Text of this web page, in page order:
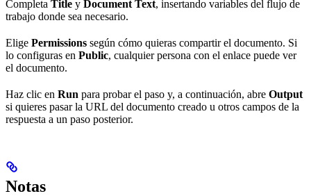
Completa Title y Document Text, insertando variables del flujo de
trabajo donde sea necesario.
Elige Permissions según cómo quieras compartir el documento. Si
lo configuras en Public, cualquier persona con el enlace puede ver
el documento.
Haz clic en Run para probar el paso y, a continuación, abre Output
si quieres pasar la URL del documento creado u otros campos de la
respuesta a un paso posterior.
Notas